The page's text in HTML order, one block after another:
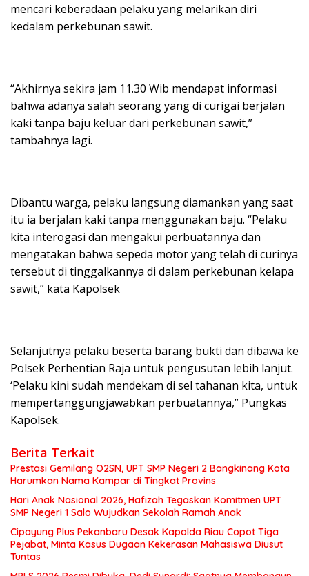
mencari keberadaan pelaku yang melarikan diri
kedalam perkebunan sawit.
“Akhirnya sekira jam 11.30 Wib mendapat informasi
bahwa adanya salah seorang yang di curigai berjalan
kaki tanpa baju keluar dari perkebunan sawit,”
tambahnya lagi.
Dibantu warga, pelaku langsung diamankan yang saat
itu ia berjalan kaki tanpa menggunakan baju. “Pelaku
kita interogasi dan mengakui perbuatannya dan
mengatakan bahwa sepeda motor yang telah di curinya
tersebut di tinggalkannya di dalam perkebunan kelapa
sawit,” kata Kapolsek
Selanjutnya pelaku beserta barang bukti dan dibawa ke
Polsek Perhentian Raja untuk pengusutan lebih lanjut.
‘Pelaku kini sudah mendekam di sel tahanan kita, untuk
mempertanggungjawabkan perbuatannya,” Pungkas
Kapolsek.
Berita Terkait
Prestasi Gemilang O2SN, UPT SMP Negeri 2 Bangkinang Kota
Harumkan Nama Kampar di Tingkat Provins
Hari Anak Nasional 2026, Hafizah Tegaskan Komitmen UPT
SMP Negeri 1 Salo Wujudkan Sekolah Ramah Anak
Cipayung Plus Pekanbaru Desak Kapolda Riau Copot Tiga
Pejabat, Minta Kasus Dugaan Kekerasan Mahasiswa Diusut
Tuntas